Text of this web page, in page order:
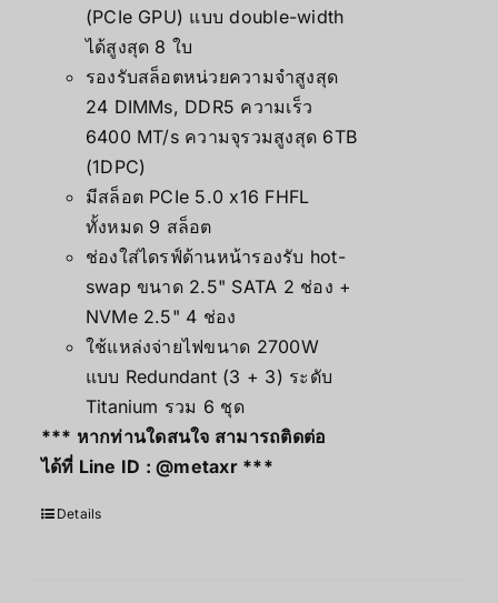
(PCIe GPU) แบบ double-width
ได้สูงสุด 8 ใบ
รองรับสล็อตหน่วยความจำสูงสุด
24 DIMMs, DDR5 ความเร็ว
6400 MT/s ความจุรวมสูงสุด 6TB
(1DPC)
มีสล็อต PCIe 5.0 x16 FHFL
ทั้งหมด 9 สล็อต
ช่องใส่ไดรฟ์ด้านหน้ารองรับ hot-
swap ขนาด 2.5" SATA 2 ช่อง +
NVMe 2.5" 4 ช่อง
ใช้แหล่งจ่ายไฟขนาด 2700W
แบบ Redundant (3 + 3) ระดับ
Titanium รวม 6 ชุด
*** หากท่านใดสนใจ สามารถติดต่อ
ได้ที่ Line ID :@metaxr***
Details